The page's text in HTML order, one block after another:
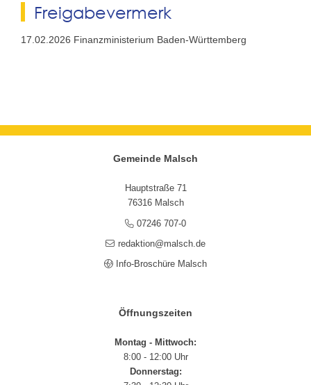
Freigabevermerk
17.02.2026 Finanzministerium Baden-Württemberg
Gemeinde Malsch
Hauptstraße 71
76316 Malsch
07246 707-0
redaktion@malsch.de
Info-Broschüre Malsch
Öffnungszeiten
Montag - Mittwoch:
8:00 - 12:00 Uhr
Donnerstag: